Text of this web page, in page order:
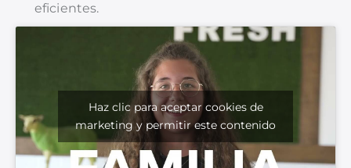
eficientes.
Haz clic para aceptar cookies de
marketing y permitir este contenido